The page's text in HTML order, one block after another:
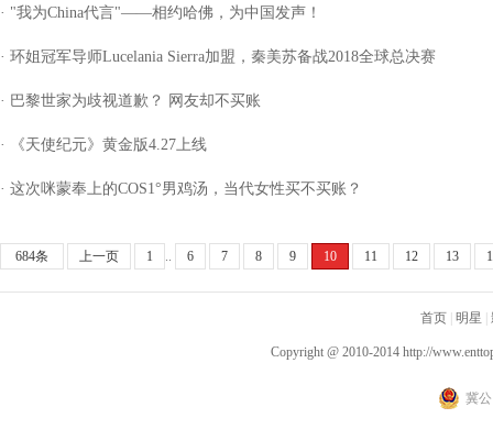
· "我为China代言"——相约哈佛，为中国发声！
· 环姐冠军导师Lucelania Sierra加盟，秦美苏备战2018全球总决赛
· 巴黎世家为歧视道歉？ 网友却不买账
· 《天使纪元》黄金版4.27上线
· 这次咪蒙奉上的COS1°男鸡汤，当代女性买不买账？
684条 上一页 1 .. 6 7 8 9 10 11 12 13
首页 明星
Copyright @ 2010-2014 http://
冀公